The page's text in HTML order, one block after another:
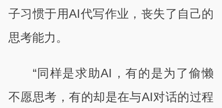
子习惯于用AI代写作业，丧失了自己的
思考能力。
“同样是求助AI，有的是为了偷懒
不愿思考，有的却是在与AI对话的过程